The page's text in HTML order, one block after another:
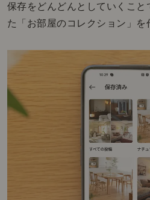
保存をどんどんとしていくこと
た「お部屋のコレクション」を